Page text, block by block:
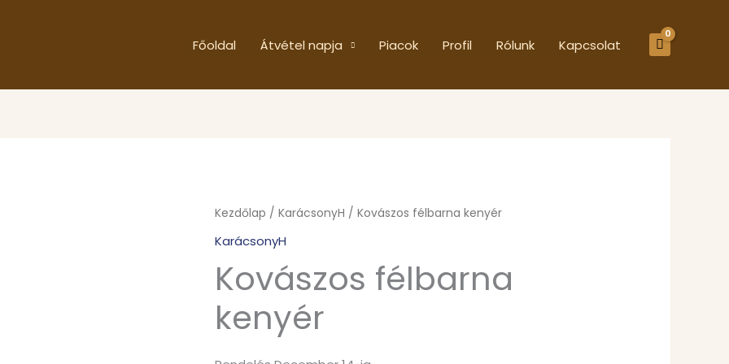
Főoldal Átvétel napja Piacok Profil Rólunk Kapcsolat
Kezdőlap / KarácsonyH / Kovászos félbarna kenyér
KarácsonyH
Kovászos félbarna
kenyér